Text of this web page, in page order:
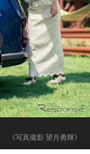
《写真撮影 望月勇輝》